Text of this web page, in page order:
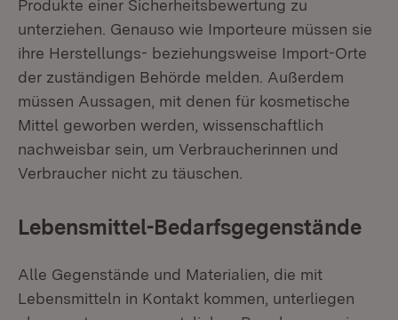
Produkte einer Sicherheitsbewertung zu
unterziehen. Genauso wie Importeure müssen sie
ihre Herstellungs- beziehungsweise Import-Orte
der zuständigen Behörde melden. Außerdem
müssen Aussagen, mit denen für kosmetische
Mittel geworben werden, wissenschaftlich
nachweisbar sein, um Verbraucherinnen und
Verbraucher nicht zu täuschen.
Lebensmittel-Bedarfsgegenstände
Alle Gegenstände und Materialien, die mit
Lebensmitteln in Kontakt kommen, unterliegen